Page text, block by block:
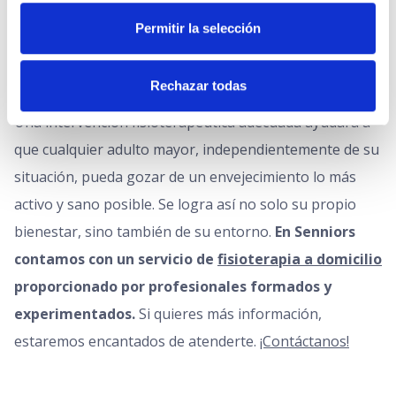
Permitir la selección
Rechazar todas
Tras una operación.
En personas encamadas, para evitar las
ulceraciones y la atrofia severa.
Una intervención fisioterapéutica adecuada ayudará a
que cualquier adulto mayor, independientemente de su
situación, pueda gozar de un envejecimiento lo más
activo y sano posible. Se logra así no solo su propio
bienestar, sino también de su entorno. En Senniors
contamos con un servicio de fisioterapia a domicilio
proporcionado por profesionales formados y
experimentados.Si quieres más información,
estaremos encantados de atenderte. ¡Contáctanos!